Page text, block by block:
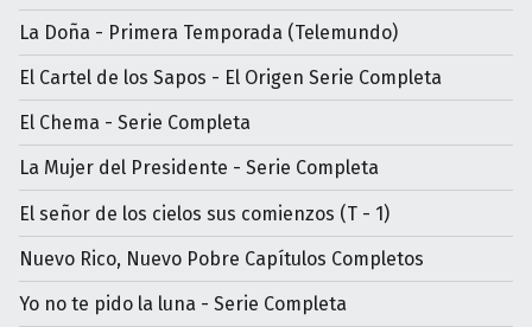
La Doña - Primera Temporada (Telemundo)
El Cartel de los Sapos - El Origen Serie Completa
El Chema - Serie Completa
La Mujer del Presidente - Serie Completa
El señor de los cielos sus comienzos (T - 1)
Nuevo Rico, Nuevo Pobre Capítulos Completos
Yo no te pido la luna - Serie Completa